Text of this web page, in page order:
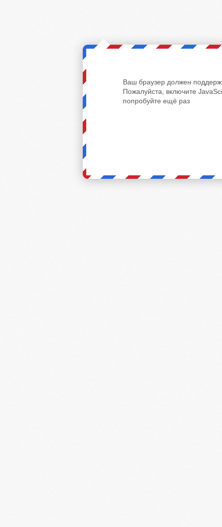
Ваш браузер должен
Пожалуйста, включите
попробуйте ещё раз